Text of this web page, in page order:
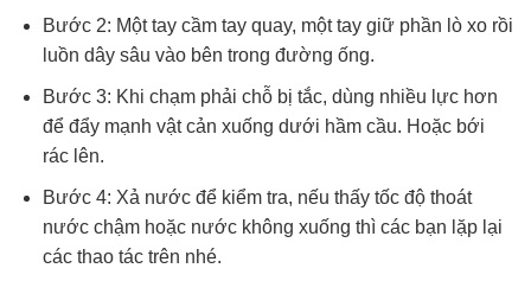
Bước 2: Một tay cầm tay quay, một tay giữ phần lò xo rồi
luồn dây sâu vào bên trong đường ống.
Bước 3: Khi chạm phải chỗ bị tắc, dùng nhiều lực hơn
để đẩy mạnh vật cản xuống dưới hầm cầu. Hoặc bới
rác lên.
Bước 4: Xả nước để kiểm tra, nếu thấy tốc độ thoát
nước chậm hoặc nước không xuống thì các bạn lặp lại
các thao tác trên nhé.